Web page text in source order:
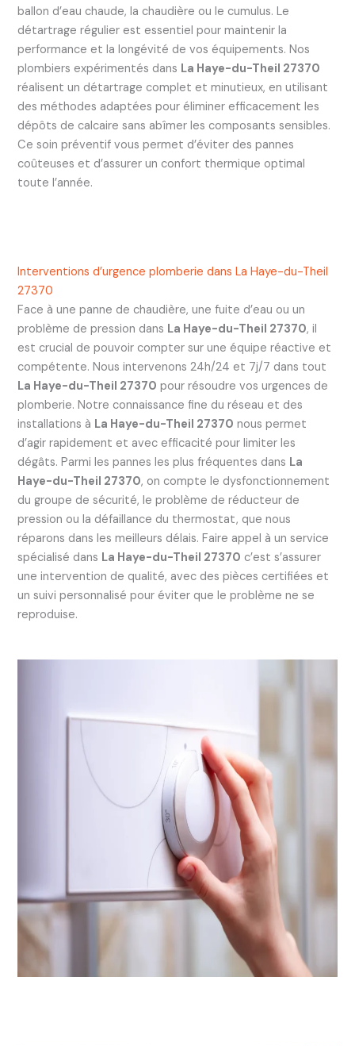
ballon d’eau chaude, la chaudière ou le cumulus. Le
détartrage régulier est essentiel pour maintenir la
performance et la longévité de vos équipements. Nos
plombiers expérimentés dans La Haye-du-Theil 27370
réalisent un détartrage complet et minutieux, en utilisant
des méthodes adaptées pour éliminer efficacement les
dépôts de calcaire sans abîmer les composants sensibles.
Ce soin préventif vous permet d’éviter des pannes
coûteuses et d’assurer un confort thermique optimal
toute l’année.
Interventions d’urgence plomberie dans La Haye-du-Theil
27370
Face à une panne de chaudière, une fuite d’eau ou un
problème de pression dans La Haye-du-Theil 27370, il
est crucial de pouvoir compter sur une équipe réactive et
compétente. Nous intervenons 24h/24 et 7j/7 dans tout
La Haye-du-Theil 27370 pour résoudre vos urgences de
plomberie. Notre connaissance fine du réseau et des
installations à La Haye-du-Theil 27370 nous permet
d’agir rapidement et avec efficacité pour limiter les
dégâts. Parmi les pannes les plus fréquentes dans La
Haye-du-Theil 27370, on compte le dysfonctionnement
du groupe de sécurité, le problème de réducteur de
pression ou la défaillance du thermostat, que nous
réparons dans les meilleurs délais. Faire appel à un service
spécialisé dans La Haye-du-Theil 27370 c’est s’assurer
une intervention de qualité, avec des pièces certifiées et
un suivi personnalisé pour éviter que le problème ne se
reproduise.